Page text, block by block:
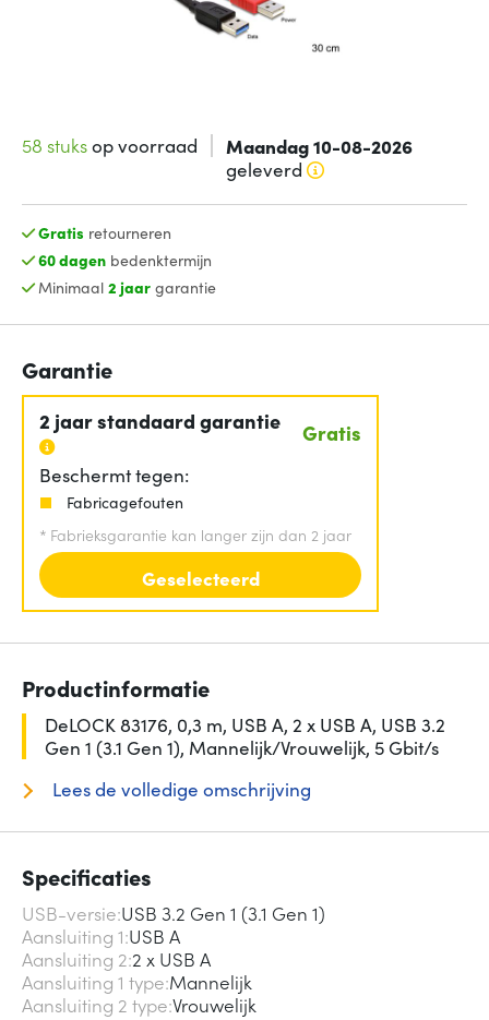
58 stuksop voorraad Maandag 10-08-2026
geleverd
Gratis retourneren
60 dagenbedenktermijn
Minimaal 2 jaargarantie
Garantie
2 jaar standaard garantie Gratis
Beschermt tegen:
Fabricagefouten
* Fabrieksgarantie kan langer zijn dan 2 jaar
Geselecteerd
Productinformatie
DeLOCK 83176, 0,3 m, USB A, 2 x USB A, USB 3.2
Gen 1 (3.1 Gen 1), Mannelijk/Vrouwelijk, 5 Gbit/s
Lees de volledige omschrijving
Specificaties
USB-versie USB 3.2 Gen 1 (3.1 Gen 1)
Aansluiting 1 USB A
Aansluiting 2 2 x USB A
Aansluiting 1 type Mannelijk
Aansluiting 2 type Vrouwelijk